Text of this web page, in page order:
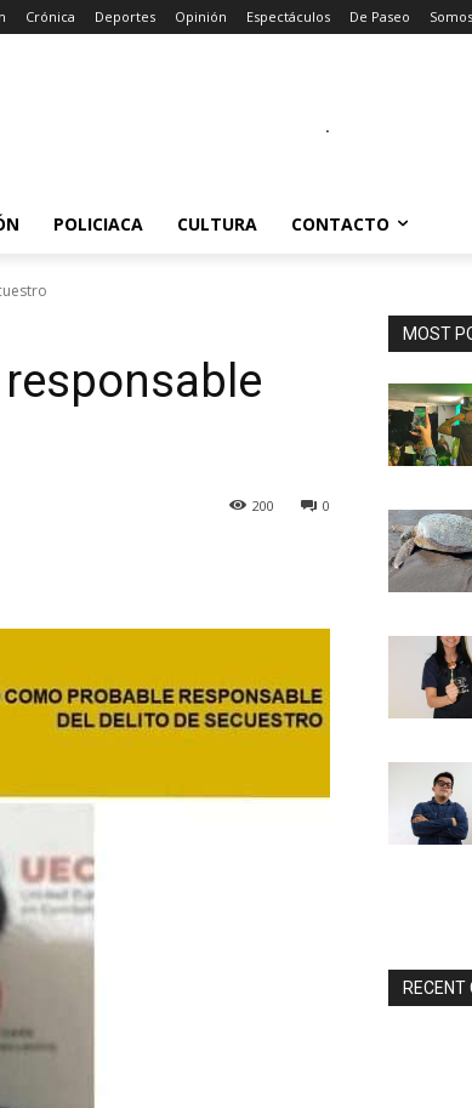
Crónica Deportes Opinión Espectáculos De Paseo
.
POLICIACA CULTURA CONTACTO
0
200
MOST